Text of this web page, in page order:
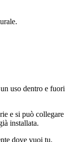
uso dentro e fuori
e si può collegare
installata.
dove vuoi tu.